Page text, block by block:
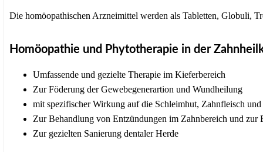
Die homöopathischen Arzneimittel werden als Tabletten, Globuli,
Homöopathie und Phytotherapie in der
Umfassende und gezielte Therapie im Kieferbereich
Zur Föderung der Gewebegenerartion und Wundheilung
mit spezifischer Wirkung auf die Schleimhut, Zahnfleisch
Zur Behandlung von Entzündungen im Zahnbereich und zur
Zur gezielten Sanierung dentaler Herde